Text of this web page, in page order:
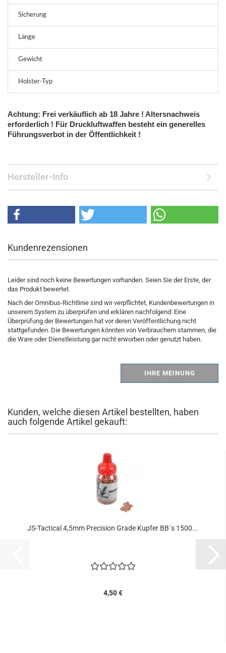
Sicherung
Länge
Gewicht
Holster-Typ
Achtung: Frei verkäuflich ab 18 Jahre ! Altersnachweis
erforderlich ! Für Druckluftwaffen besteht ein generelles
Führungsverbot in der Öffentlichkeit !
Hersteller-Info
Kundenrezensionen
Leider sind noch keine Bewertungen vorhanden. Seien Sie der Erste, der
das Produkt bewertet.
Nach der Omnibus-Richtlinie sind wir verpflichtet, Kundenbewertungen in
unserem System zu überprüfen und erklären nachfolgend: Eine
Überprüfung der Bewertungen hat vor deren Veröffentlichung nicht
stattgefunden. Die Bewertungen könnten von Verbrauchern stammen, die
die Ware oder Dienstleistung gar nicht erworben oder genutzt haben.
IHRE MEINUNG
Kunden, welche diesen Artikel bestellten, haben
auch folgende Artikel gekauft:
JS-Tactical 4,5mm Precision Grade Kupfer BB´s 1500...
4,50 €